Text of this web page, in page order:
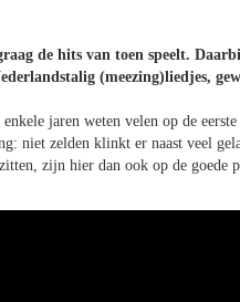
de hits van toen speelt.
(meezing)liedjes,
jaren weten velen op de
niet zelden klinkt er naast veel
zijn hier dan ook op de goede